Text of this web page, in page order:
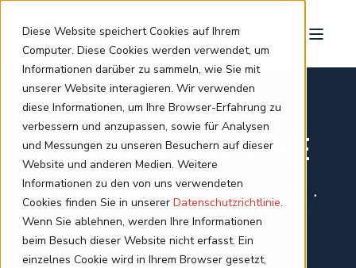
Diese Website speichert Cookies auf Ihrem
Computer. Diese Cookies werden verwendet, um
Informationen darüber zu sammeln, wie Sie mit
unserer Website interagieren. Wir verwenden
diese Informationen, um Ihre Browser-Erfahrung zu
verbessern und anzupassen, sowie für Analysen
und Messungen zu unseren Besuchern auf dieser
Website und anderen Medien. Weitere
Informationen zu den von uns verwendeten
Cookies finden Sie in unserer Datenschutzrichtlinie.
Wenn Sie ablehnen, werden Ihre Informationen
beim Besuch dieser Website nicht erfasst. Ein
einzelnes Cookie wird in Ihrem Browser gesetzt,
WIR KENNEN IHRE
BRANCHE.
Nicht aus dem Lehrbuch - sondern aus echten
Projekten mit echten Unternehmen.